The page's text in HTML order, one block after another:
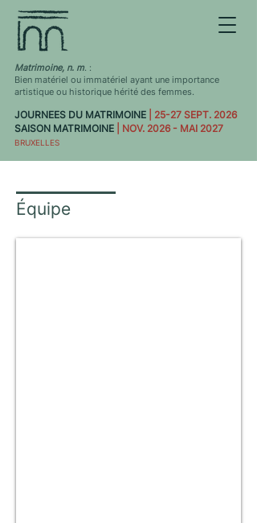
Matrimoine, n. m. :
Bien matériel ou immatériel ayant une importance
artistique ou historique hérité des femmes.
JOURNEES DU MATRIMOINE
| 25-27 SEPT. 2026
SAISON MATRIMOINE
| NOV. 2026 - MAI 2027
BRUXELLES
Équipe